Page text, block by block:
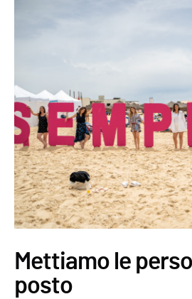
Mettiamo le
posto